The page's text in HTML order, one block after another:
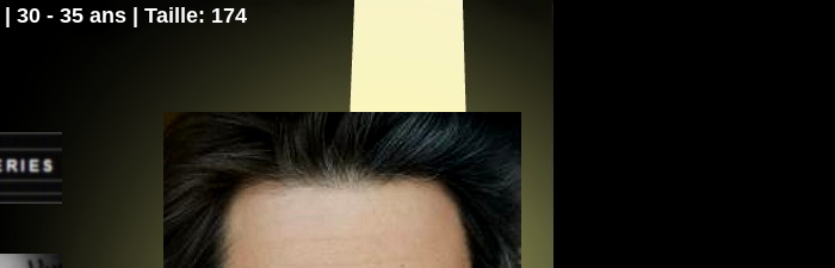
| 30 - 35 ans | Taille: 174